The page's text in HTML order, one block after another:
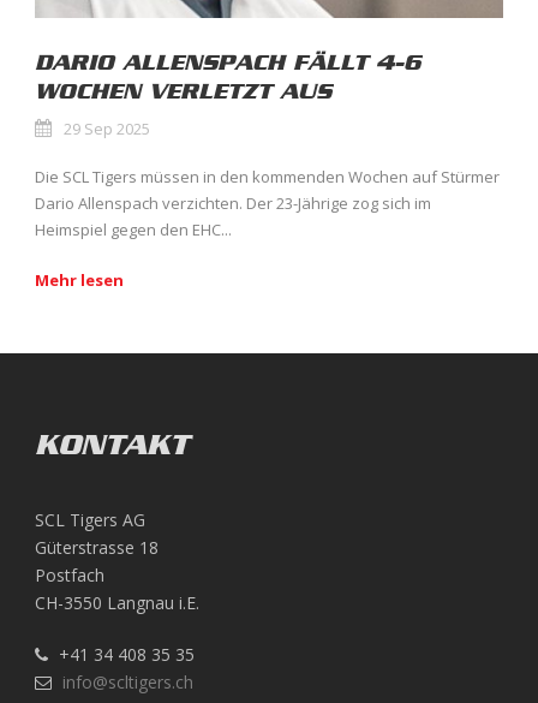
DARIO ALLENSPACH FÄLLT 4-6
WOCHEN VERLETZT AUS
29 Sep 2025
Die SCL Tigers müssen in den kommenden Wochen auf Stürmer
Dario Allenspach verzichten. Der 23-Jährige zog sich im
Heimspiel gegen den EHC...
Mehr lesen
KONTAKT
SCL Tigers AG
Güterstrasse 18
Postfach
CH-3550 Langnau i.E.
+41 34 408 35 35
info@scltigers.ch